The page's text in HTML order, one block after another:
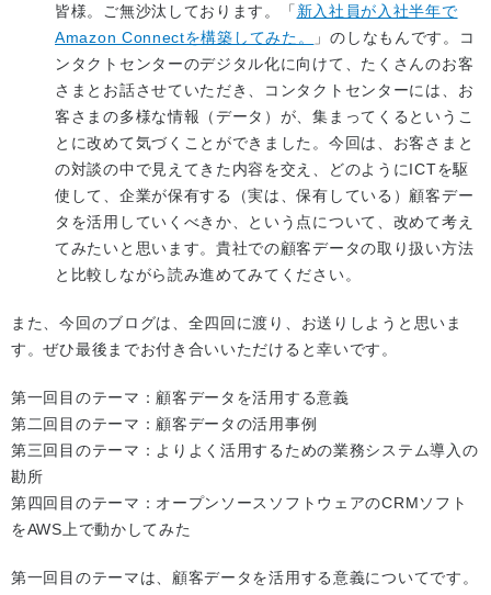
皆様。ご無沙汰しております。「 新入社員が入社半年で
Amazon Connectを構築してみた。
」のしなもんです。コ
ンタクトセンターのデジタル化に向けて、たくさんのお客
さまとお話させていただき、コンタクトセンターには、お
客さまの多様な情報（データ）が、集まってくるというこ
とに改めて気づくことができました。今回は、お客さまと
の対談の中で見えてきた内容を交え、どのようにICTを駆
使して、企業が保有する（実は、保有している）顧客デー
タを活用していくべきか、という点について、改めて考え
てみたいと思います。貴社での顧客データの取り扱い方法
と比較しながら読み進めてみてください。
また、今回のブログは、全四回に渡り、お送りしようと思いま
す。ぜひ最後までお付き合いいただけると幸いです。
第一回目のテーマ：顧客データを活用する意義
第二回目のテーマ：顧客データの活用事例
第三回目のテーマ：よりよく活用するための業務システム導入の
勘所
第四回目のテーマ：オープンソースソフトウェアのCRMソフト
をAWS上で動かしてみた
第一回目のテーマは、顧客データを活用する意義についてです。